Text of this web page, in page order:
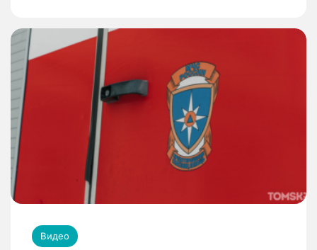
Видео